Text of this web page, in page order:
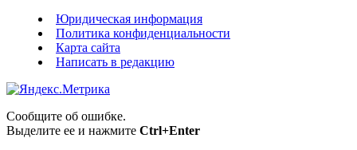
Юридическая информация
Политика конфиденциальности
Карта сайта
Написать в редакцию
Сообщите об ошибке.
Выделите ее и нажмите Ctrl+Enter